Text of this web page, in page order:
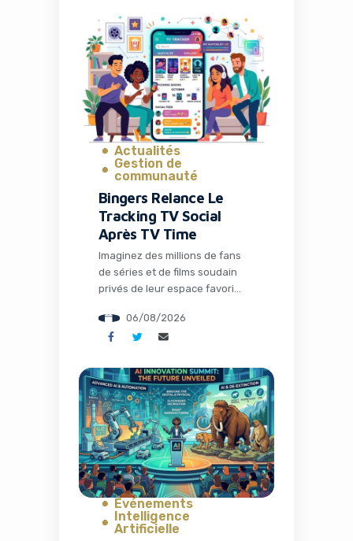
Naïve, une startup qui vient de
lever 28,5 millions de dollars
pour transformer radicalement
la façon dont les entrepreneurs
et les développeurs lancent et
gèrent […]
Actualités
Gestion de
communauté
Bingers Relance Le
Tracking TV Social
Après TV Time
Imaginez des millions de fans
de séries et de films soudain
privés de leur espace favori
partager memes et suivre leurs
visionnages en communauté.
passé avec la fermeture de TV
Time, une application culte qui
avait conquis plus de 26
millions d’installations. Mais
l’histoire ne s’arrête pas […]
06/08/2026
Événements
Intelligence
Artificielle